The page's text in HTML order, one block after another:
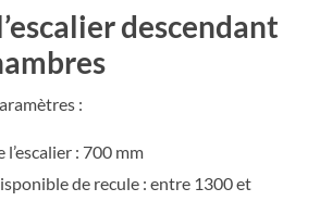
descendant
:
: 700 mm
de recule : entre 1300 et